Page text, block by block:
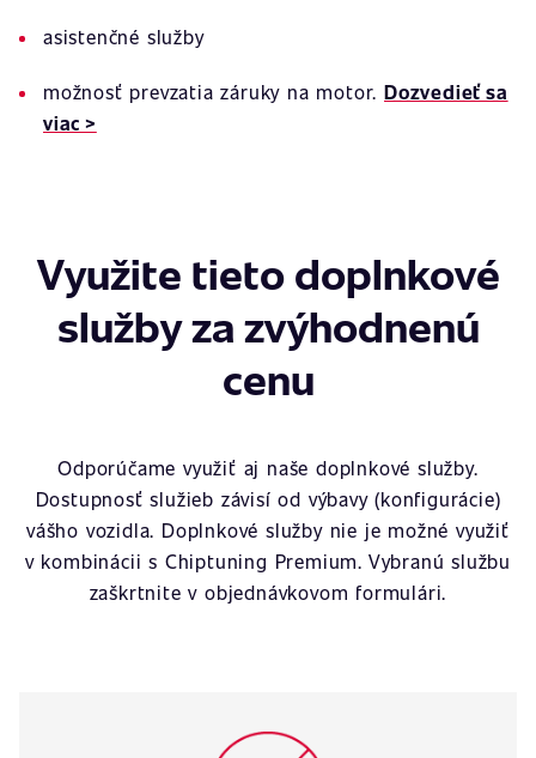
asistenčné služby
možnosť prevzatia záruky na motor. Dozvedieť sa
viac >
Využite tieto doplnkové
služby za zvýhodnenú
cenu
Odporúčame využiť aj naše doplnkové služby.
Dostupnosť služieb závisí od výbavy (konfigurácie)
vášho vozidla. Doplnkové služby nie je možné využiť
v kombinácii s Chiptuning Premium. Vybranú službu
zaškrtnite v objednávkovom formulári.